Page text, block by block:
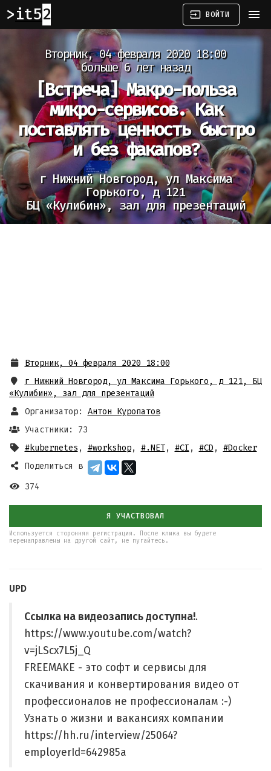
it52 input ВОЙТИ menu
Вторник, 04 февраля 2020 18:00
больше 6 лет назад
[Встреча] Макро-польза
микро-сервисов. Как
поставлять ценность быстро
и без факапов?
г Нижний Новгород, ул Максима
Горького, д 121
БЦ «Кулибин», зал для презентаций
Вторник, 04 февраля 2020 18:00
г Нижний Новгород, ул Максима Горького, д 121, БЦ
«Кулибин», зал для презентаций
Организатор:
Антон Куропатов
Участники: 73
#kubernetes , #workshop, #.NET, #CI , #CD , #Docker
Поделиться в
374
Я УЧАСТВОВАЛ
Используется сторонняя регистрация. После клика вы будете
перенаправлены на другой сайт, не пугайтесь.
UPD
Ссылка на видеозапись доступна!.
https://www.youtube.com/watch?
v=jLScx7L5j_Q
FREEMAKE - это софт и сервисы для
скачивания и конвертирования видео от
профессионалов не профессионалам :-)
Узнать о жизни и вакансиях компании
https://hh.ru/interview/25064?
employerId=642985a